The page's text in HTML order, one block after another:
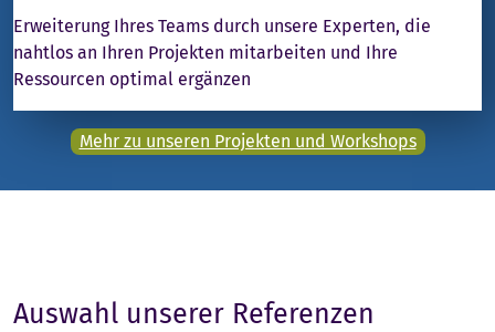
Erweiterung Ihres Teams durch unsere Experten, die
nahtlos an Ihren Projekten mitarbeiten und Ihre
Ressourcen optimal ergänzen
Mehr zu unseren Projekten und Workshops
Auswahl unserer Referenzen